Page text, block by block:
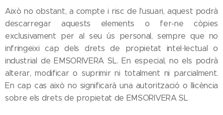
Això no obstant, a compte i risc de l'usuari, aquest podrà
descarregar aquests elements o fer-ne còpies
exclusivament per al seu ús personal, sempre que no
infringeixi cap dels drets de propietat intel·lectual o
industrial de EMSORIVERA SL. En especial, no els podrà
alterar, modificar o suprimir ni totalment ni parcialment.
En cap cas això no significarà una autorització o llicència
sobre els drets de propietat de EMSORIVERA SL